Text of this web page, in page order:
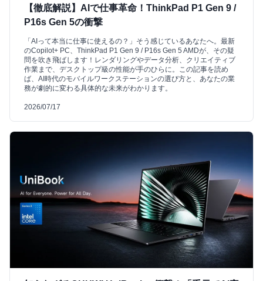
【徹底解説】AIで仕事革命！ThinkPad P1 Gen 9 /
P16s Gen 5の衝撃
「AIって本当に仕事に使えるの？」そう感じているあなたへ。最新
のCopilot+ PC、ThinkPad P1 Gen 9 / P16s Gen 5 AMDが、その疑
問を吹き飛ばします！レンダリングやデータ分析、クリエイティブ
作業まで、デスクトップ級の性能が手のひらに。この記事を読め
ば、AI時代のモバイルワークステーションの選び方と、あなたの業
務が劇的に変わる具体的な未来がわかります。
2026/07/17